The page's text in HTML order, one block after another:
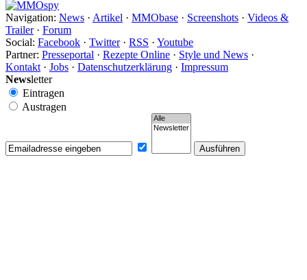
Navigation: News · Artikel · MMObase · Screenshots · Videos &
Trailer· Forum
Social: Facebook · Twitter· RSS · Youtube
Partner: Presseportal · Rezepte Online · Style und News ·
Kontakt · Jobs · Datenschutzerklärung · Impressum
Newsletter
Eintragen
Austragen